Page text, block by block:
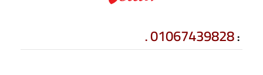
:
01067439828
.